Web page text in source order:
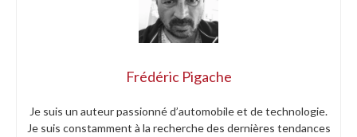
Frédéric Pigache
Je suis un auteur passionné d’automobile et de technologie.
Je suis constamment à la recherche des dernières tendances